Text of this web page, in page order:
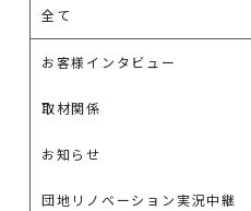
全て
お客様インタビュー
取材関係
お知らせ
団地リノベーション実況中継